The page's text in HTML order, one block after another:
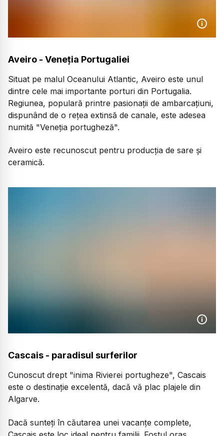
Aveiro - Veneția Portugaliei
Situat pe malul Oceanului Atlantic, Aveiro este unul
dintre cele mai importante porturi din Portugalia.
Regiunea, populară printre pasionații de ambarcațiuni,
dispunând de o rețea extinsă de canale, este adesea
numită "Veneția portugheză".
Aveiro este recunoscut pentru producția de sare și
ceramică.
Cascais - paradisul surferilor
Cunoscut drept "inima Rivierei portugheze", Cascais
este o destinație excelentă, dacă vă plac plajele din
Algarve.
Dacă sunteți în căutarea unei vacanțe complete,